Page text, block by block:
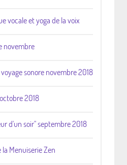
vocale et yoga de la voix
novembre
sonore novembre 2018
2018
d'un soir" septembre 2018
Menuiserie Zen